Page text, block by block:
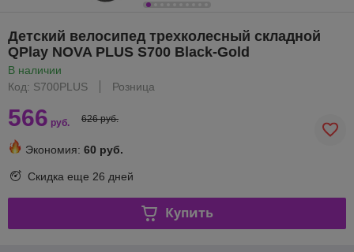
Детский велосипед трехколесный складной
QPlay NOVA PLUS S700 Black-Gold
В наличии
Код: S700PLUS
Розница
566 руб. 626 руб.
Экономия: 60 руб.
Скидка еще 26 дней
Купить